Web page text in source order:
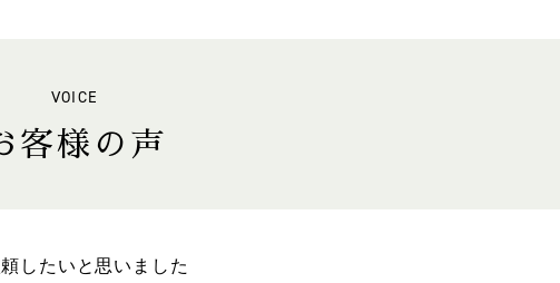
VOICE
客様の声
したいと思いました